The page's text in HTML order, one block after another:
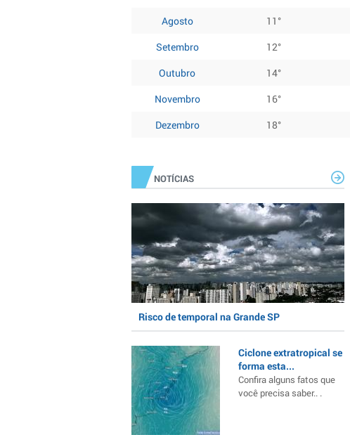
Agosto
11°
Setembro
12°
Outubro
14°
Novembro
16°
Dezembro
18°
NOTÍCIAS
Risco de temporal na Grande SP
Ciclone extratropical se
forma esta...
Confira alguns fatos que
você precisa saber.. .